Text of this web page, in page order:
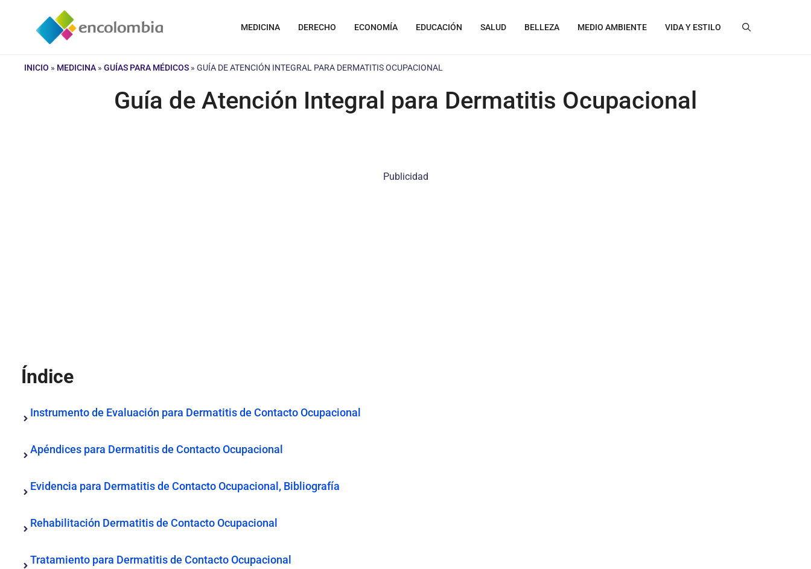
contenido
MEDICINA DERECHO ECONOMÍA EDUCACIÓN SALUD BELLEZA MEDIO AMBIENTE VIDA Y ESTILO
INICIO » MEDICINA » GUÍAS PARA MÉDICOS » GUÍA DE ATENCIÓN INTEGRAL PARA DERMATITIS OCUPACIONAL
Guía de Atención Integral para Dermatitis Ocupacional
Publicidad
Índice
Instrumento de Evaluación para Dermatitis de Contacto Ocupacional
Apéndices para Dermatitis de Contacto Ocupacional
Evidencia para Dermatitis de Contacto Ocupacional, Bibliografía
Rehabilitación Dermatitis de Contacto Ocupacional
Tratamiento para Dermatitis de Contacto Ocupacional